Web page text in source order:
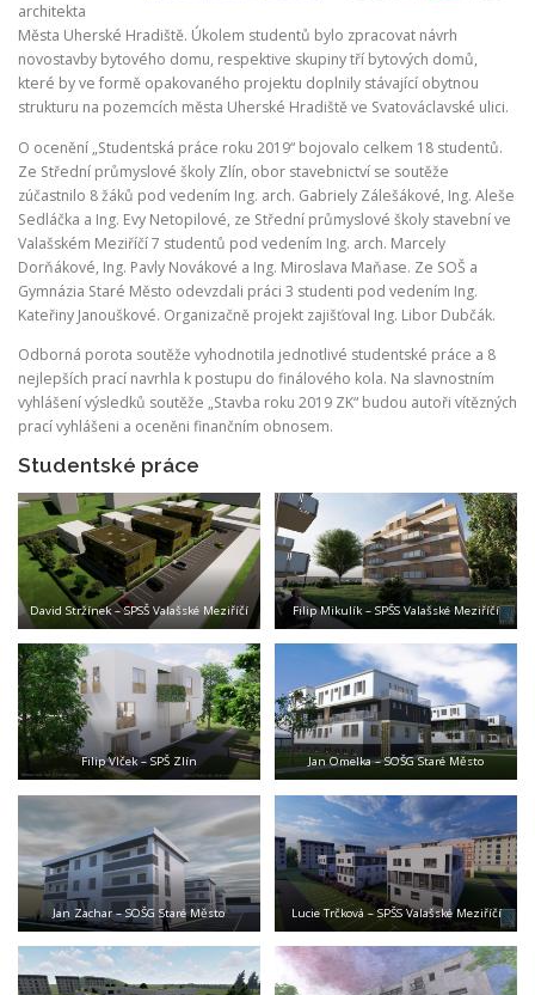
architekta
Města Uherské Hradiště. Úkolem studentů bylo zpracovat návrh
novostavby bytového domu, respektive skupiny tří bytových domů,
které by ve formě opakovaného projektu doplnily stávající obytnou
strukturu na pozemcích města Uherské Hradiště ve Svatováclavské ulici.
O ocenění „Studentská práce roku 2019“ bojovalo celkem 18 studentů.
Ze Střední průmyslové školy Zlín, obor stavebnictví se soutěže
zúčastnilo 8 žáků pod vedením Ing. arch. Gabriely Zálešákové, Ing. Aleše
Sedláčka a Ing. Evy Netopilové, ze Střední průmyslové školy stavební ve
Valašském Meziříčí 7 studentů pod vedením Ing. arch. Marcely
Dorňákové, Ing. Pavly Novákové a Ing. Miroslava Maňase. Ze SOŠ a
Gymnázia Staré Město odevzdali práci 3 studenti pod vedením Ing.
Kateřiny Janouškové. Organizačně projekt zajišťoval Ing. Libor Dubčák.
Odborná porota soutěže vyhodnotila jednotlivé studentské práce a 8
nejlepších prací navrhla k postupu do finálového kola. Na slavnostním
vyhlášení výsledků soutěže „Stavba roku 2019 ZK“ budou autoři vítězných
prací vyhlášeni a oceněni finančním obnosem.
Studentské práce
David Stržínek – SPSŠ Valašské Meziříčí Filip Mikulík – SPŠS Valašské Meziříčí
Filip Vlček – SPŠ Zlín Jan Omelka – SOŠG Staré Město
Jan Zachar – SOŠG Staré Město Lucie Trčková – SPŠS Valašské Meziříčí